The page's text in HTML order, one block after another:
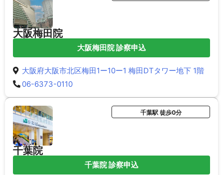
大阪梅田院
大阪梅田院 診察申込
大阪府大阪市北区梅田1ー10ー1 梅田DTタワー地下 1階
06-6373-0110
千葉院
千葉駅 徒歩0分
千葉院 診察申込